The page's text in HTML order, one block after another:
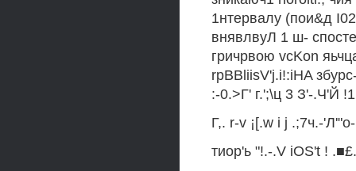
1нтервалу (пои&д
внявлвуЛ 1 ш-
гричрвою vcKon
rpBBliisV'j.i!:iHA
:-0.>Г' г.';\ц 3 З'-.Ч'Й
Г,. r-v ¡[.w i j .;7ч.-
тиор'ь "!.-.V iOS't ! .■£.